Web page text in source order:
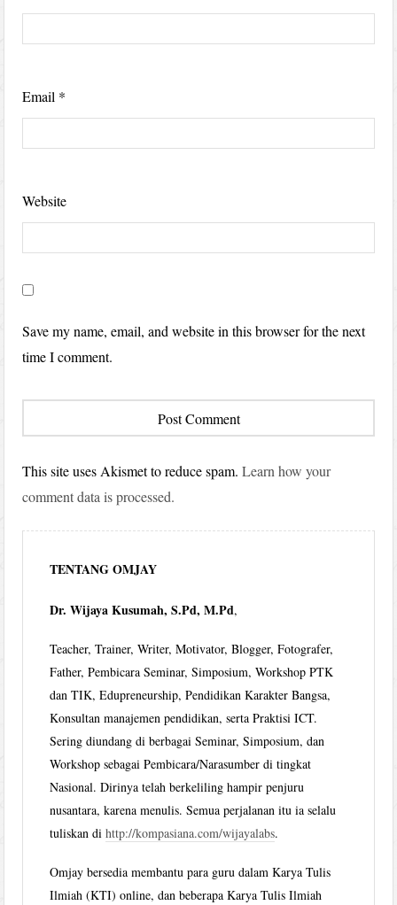
Email *
Website
Save my name, email, and website in this browser for the next
time I comment.
This site uses Akismet to reduce spam.Learn how your
comment data is processed.
TENTANG OMJAY
Dr. Wijaya Kusumah, S.Pd, M.Pd,
Teacher, Trainer, Writer, Motivator, Blogger, Fotografer,
Father, Pembicara Seminar, Simposium, Workshop PTK
dan TIK, Edupreneurship, Pendidikan Karakter Bangsa,
Konsultan manajemen pendidikan, serta Praktisi ICT.
Sering diundang di berbagai Seminar, Simposium, dan
Workshop sebagai Pembicara/Narasumber di tingkat
Nasional. Dirinya telah berkeliling hampir penjuru
nusantara, karena menulis. Semua perjalanan itu ia selalu
tuliskan dihttp://kompasiana.com/wijayalabs.
Omjay bersedia membantu para guru dalam Karya Tulis
Ilmiah (KTI) online, dan beberapa Karya Tulis Ilmiah